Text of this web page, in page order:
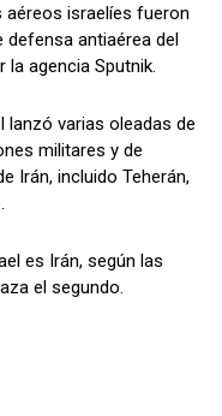
aéreos israelíes fueron
defensa antiaérea del
la agencia Sputnik.
lanzó varias oleadas de
militares y de
Irán, incluido Teherán,
es Irán, según las
el segundo.